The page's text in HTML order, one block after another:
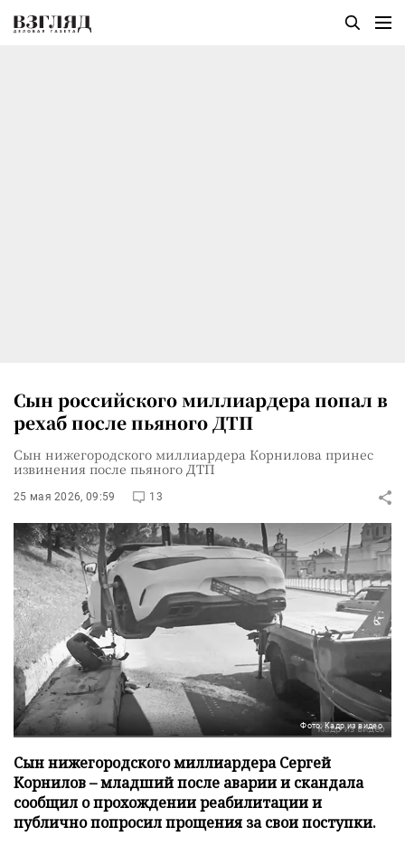
Сын российского миллиардера попал в
рехаб после пьяного ДТП
Сын нижегородского миллиардера Корнилова принес
извинения после пьяного ДТП
25 мая 2026, 09:59 13
Фото: Кадр из видео
Сын нижегородского миллиардера Сергей
Корнилов – младший после аварии и скандала
сообщил о прохождении реабилитации и
публично попросил прощения за свои поступки.